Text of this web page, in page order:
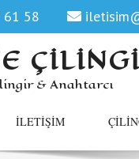
61 58
& Anahtarcı
İLETIŞIM